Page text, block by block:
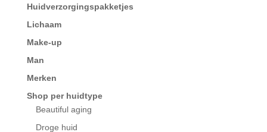
Huidverzorgingspakketjes
Lichaam
Make-up
Man
Merken
Shop per huidtype
Beautiful aging
Droge huid